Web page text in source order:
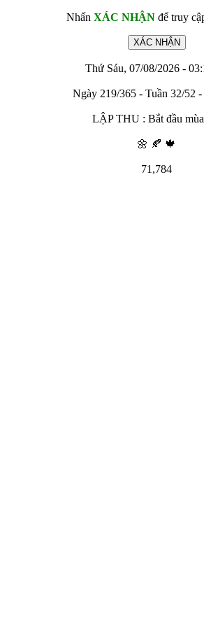
Nhấn XÁC NHẬNđể truy
Thứ Sáu, 07/08/2026 -
Ngày 219/365 - Tuần 32/52
LẬP THU : Bắt đầu
🌼 🍂 🍁
71,784